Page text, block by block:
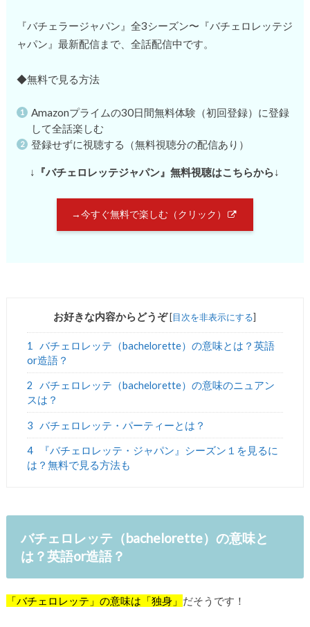
『バチェラージャパン』全3シーズン〜『バチェロレッテジ
ャパン』最新配信まで、全話配信中です。
◆無料で見る方法
Amazonプライムの30日間無料体験（初回登録）に登録
して全話楽しむ
登録せずに視聴する（無料視聴分の配信あり）
↓ 『バチェロレッテジャパン』無料視聴はこちらから↓
→今すぐ無料で楽しむ（クリック）
お好きな内容からどうぞ [目次を非表示にする]
1
バチェロレッテ（bachelorette）の意味とは？英語
or造語？
2
バチェロレッテ（bachelorette）の意味のニュアン
スは？
3 バチェロレッテ・パーティーとは？
4
『バチェロレッテ・ジャパン』シーズン１を見るに
は？無料で見る方法も
バチェロレッテ（bachelorette）の意味と
は？英語or造語？
「バチェロレッテ」の意味は「独身」 だそうです！